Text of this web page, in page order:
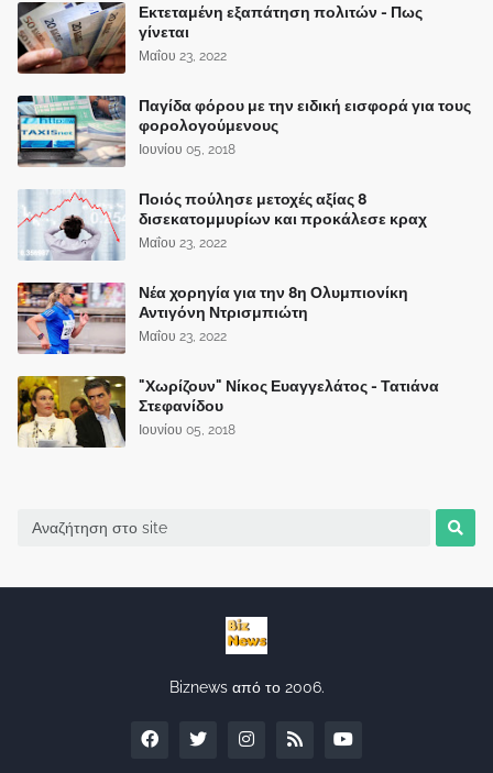
Εκτεταμένη εξαπάτηση πολιτών - Πως
γίνεται
Μαΐου 23, 2022
Παγίδα φόρου με την ειδική εισφορά για τους
φορολογούμενους
Ιουνίου 05, 2018
Ποιός πούλησε μετοχές αξίας 8
δισεκατομμυρίων και προκάλεσε κραχ
Μαΐου 23, 2022
Νέα χορηγία για την 8η Ολυμπιονίκη
Αντιγόνη Ντρισμπιώτη
Μαΐου 23, 2022
"Χωρίζουν" Νίκος Ευαγγελάτος - Τατιάνα
Στεφανίδου
Ιουνίου 05, 2018
Biznews από το 2006.